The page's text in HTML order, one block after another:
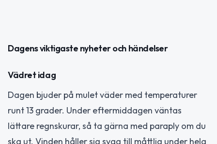
Dagens viktigaste nyheter och händelser
Vädret idag
Dagen bjuder på mulet väder med temperaturer
runt 13 grader. Under eftermiddagen väntas
lättare regnskurar, så ta gärna med paraply om du
ska ut. Vinden håller sig svag till måttlig under hela